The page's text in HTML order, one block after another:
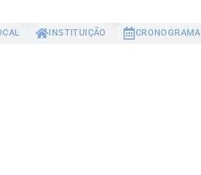
INSTITUIÇÃO CRONOGRAMA